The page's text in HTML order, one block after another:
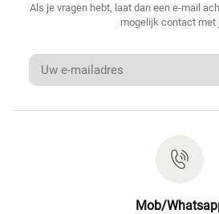
Als je vragen hebt, laat dan een e-mail
mogelijk contact met
Mob/